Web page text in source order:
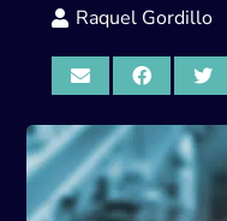
Raquel Gordillo